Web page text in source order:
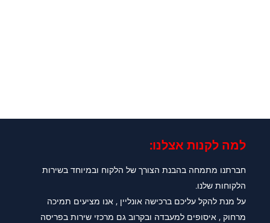
למה לקנות אצלנו:​
חברתנו מתמחה בהבנת הצורך של הלקוח ובמיוחד בשירות
הלקוחות שלנו.
על מנת להקל עליכם ברכישה אונליין , אנו מציעים תמיכה
מרחוק , איסופים למעבדה ובקרוב גם מרכזי שירות בפריסה